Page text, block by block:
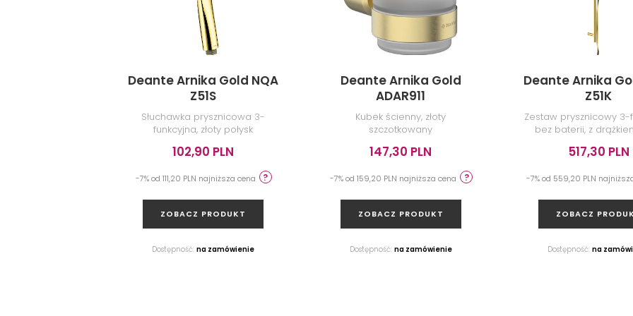
Deante Arnika Gold NQA
Z51S
Słuchawka prysznicowa 3-
funkcyjna, złoty połysk
102,90 PLN
-7% od 111,20 PLN najniższa cena
ZOBACZ PRODUKT
Dostępność: na zamówienie
Deante Arnika Gold
ADAR911
Kubek ścienny, złoty
szczotkowany
147,30 PLN
-7% od 159,20 PLN najniższa cena
ZOBACZ PRODUKT
Dostępność: na zamówienie
Deante Arnika
Z51K
Zestaw prysznicowy 3-
bez baterii, z
517,30 PLN
-7% od 559,20 PLN
ZOBACZ
Dostępność: na